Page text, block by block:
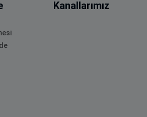
Kanallarımız